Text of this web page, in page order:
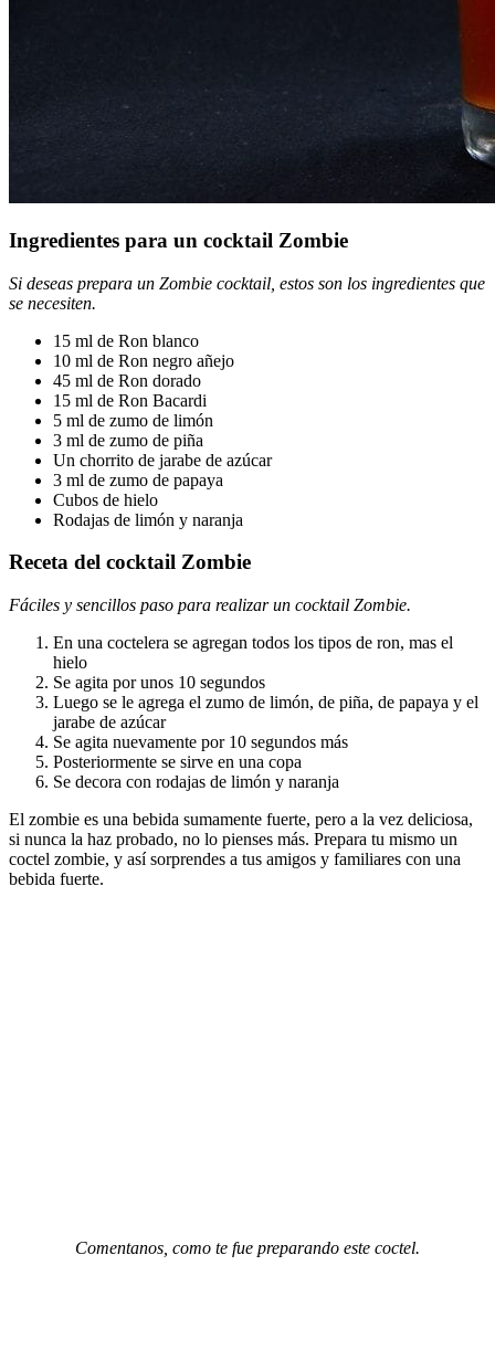
Ingredientes para un cocktail Zombie
Si deseas prepara un Zombie cocktail, estos son los ingredientes que
se necesiten.
15 ml de Ron blanco
10 ml de Ron negro añejo
45 ml de Ron dorado
15 ml de Ron Bacardi
5 ml de zumo de limón
3 ml de zumo de piña
Un chorrito de jarabe de azúcar
3 ml de zumo de papaya
Cubos de hielo
Rodajas de limón y naranja
Receta del cocktail Zombie
Fáciles y sencillos paso para realizar un cocktail Zombie.
En una coctelera se agregan todos los tipos de ron, mas el
hielo
Se agita por unos 10 segundos
Luego se le agrega el zumo de limón, de piña, de papaya y el
jarabe de azúcar
Se agita nuevamente por 10 segundos más
Posteriormente se sirve en una copa
Se decora con rodajas de limón y naranja
El zombie es una bebida sumamente fuerte, pero a la vez deliciosa,
si nunca la haz probado, no lo pienses más. Prepara tu mismo un
coctel zombie, y así sorprendes a tus amigos y familiares con una
bebida fuerte.
Comentanos, como te fue preparando este coctel.